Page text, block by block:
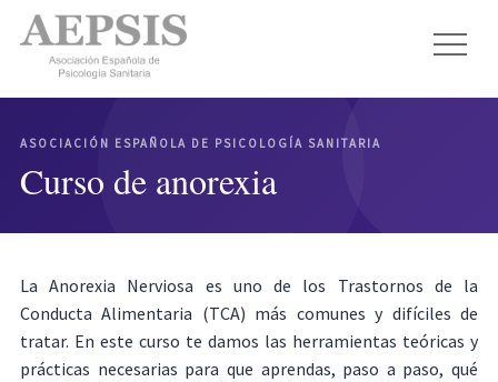
ASOCIACIÓN ESPAÑOLA DE PSICOLOGÍA SANITARIA
Curso de anorexia
La Anorexia Nerviosa es uno de los Trastornos de la
Conducta Alimentaria (TCA) más comunes y difíciles de
tratar. En este curso te damos las herramientas teóricas y
prácticas necesarias para que aprendas, paso a paso, qué